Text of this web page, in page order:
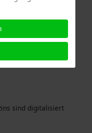
von 25
sind digitalisiert